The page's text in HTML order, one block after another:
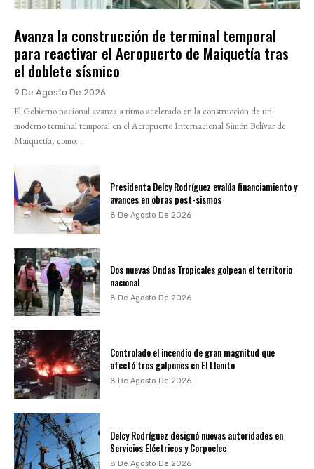
Avanza la construcción de terminal temporal
para reactivar el Aeropuerto de Maiquetía tras
el doblete sísmico
9 De Agosto De 2026
El Gobierno nacional avanza a ritmo acelerado en la construcción de un
moderno terminal temporal en el Aeropuerto Internacional Simón Bolívar de
Maiquetía, como...
Presidenta Delcy Rodríguez evalúa financiamiento y
avances en obras post-sismos
8 De Agosto De 2026
Dos nuevas Ondas Tropicales golpean el territorio
nacional
8 De Agosto De 2026
Controlado el incendio de gran magnitud que
afectó tres galpones en El Llanito
8 De Agosto De 2026
Delcy Rodríguez designó nuevas autoridades en
Servicios Eléctricos y Corpoelec
8 De Agosto De 2026